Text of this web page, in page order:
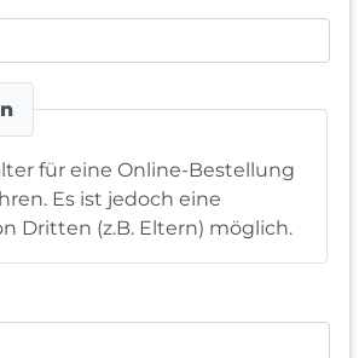
für eine Online-Bestellung
Es ist jedoch eine
Dritten (z.B. Eltern) möglich.